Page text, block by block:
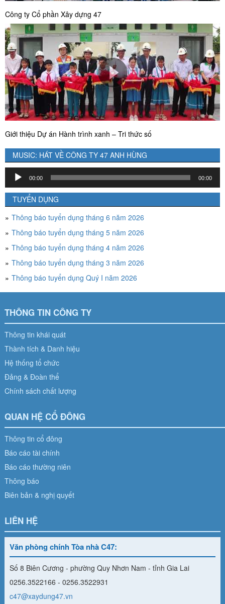
Công ty Cổ phần Xây dựng 47
Giới thiệu Dự án Hành trình xanh – Tri thức số
MUSIC: HÁT VỀ CÔNG TY 47 ANH HÙNG
Trình
chơi
Audio
00:00 00:00
TUYỂN DỤNG
Thông báo tuyển dụng tháng 6 năm 2026
Thông báo tuyển dụng tháng 5 năm 2026
Thông báo tuyển dụng tháng 4 năm 2026
Thông báo tuyển dụng tháng 3 năm 2026
Thông báo tuyển dụng Quý I năm 2026
THÔNG TIN CÔNG TY
Thông tin khái quát
Thành tích & Danh hiệu
Hệ thống tổ chức
Đảng & Đoàn thể
Chính sách chất lượng
QUAN HỆ CỔ ĐÔNG
Thông tin cổ đông
Báo cáo tài chính
Báo cáo thường niên
Thông báo
Biên bản & nghị quyết
LIÊN HỆ
Văn phòng chính Tòa nhà C47:
Số 8 Biên Cương - phường Quy Nhơn Nam - tỉnh Gia Lai
0256.3522166 - 0256.3522931
c47@xaydung47.vn